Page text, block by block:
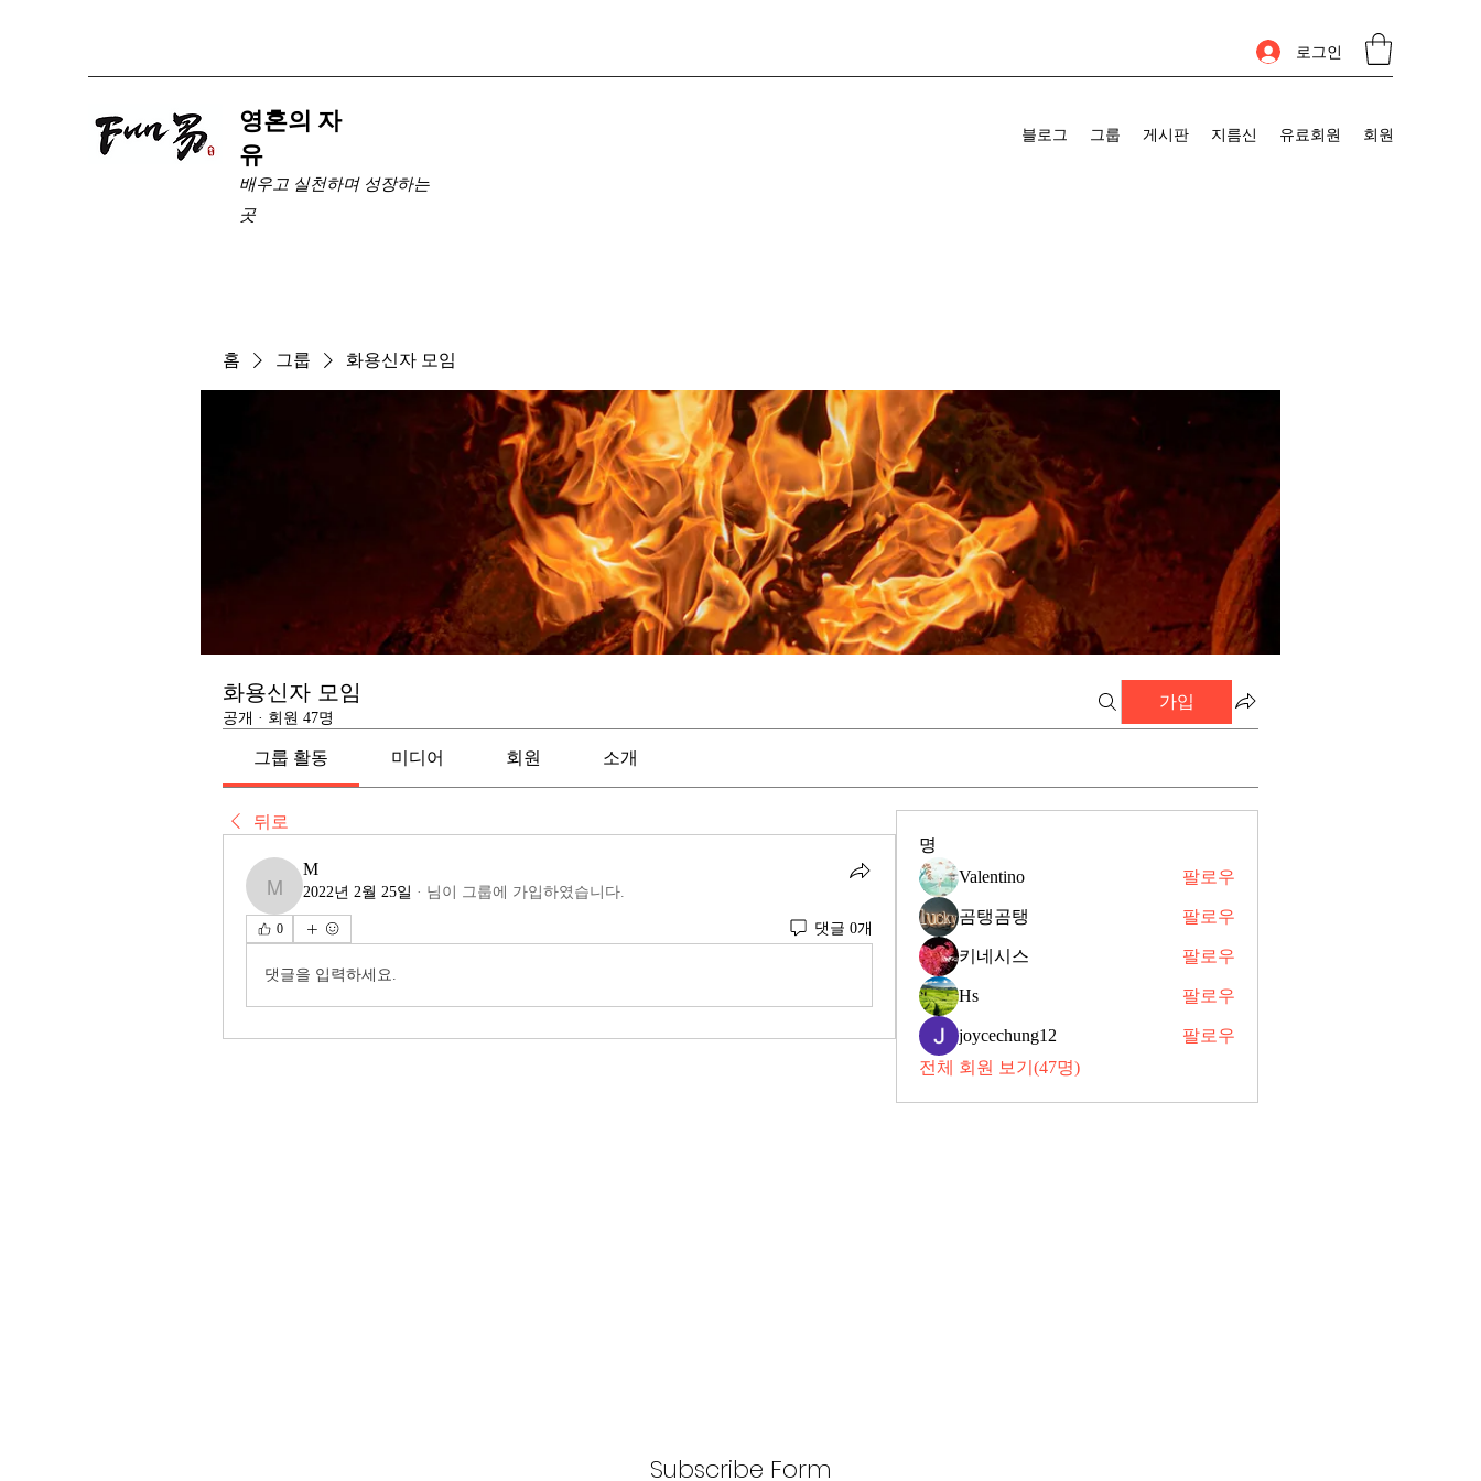
로그인
​영혼의 자
유
배우고 실천하며 성장하는
곳
블로그 그룹 게시판 지름신 유료회원 회원
홈 그룹 화용신자 모임
화용신자 모임
공개 · 회원 47명
가입
그룹 활동 미디어 회원 소개
뒤로
M
M
2022년 2월 25일 · 님이 그룹에 가입하였습니다.
0 댓글 0개
댓글을 입력하세요.
명
Valentino 팔로우
곰탱곰탱 팔로우
키네시스 팔로우
Hs 팔로우
joycechung12
팔로우
전체 회원 보기(47명)
Subscribe Form